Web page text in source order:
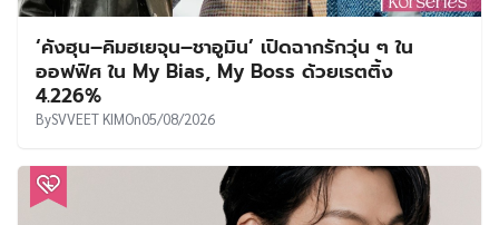
‘คังฮุน–คิมฮเยจุน–ชาอูมิน’ เปิดฉากรักวุ่น ๆ ใน
ออฟฟิศ ใน My Bias, My Boss ด้วยเรตติ้ง
4.226%
BySVVEET KIMOn05/08/2026